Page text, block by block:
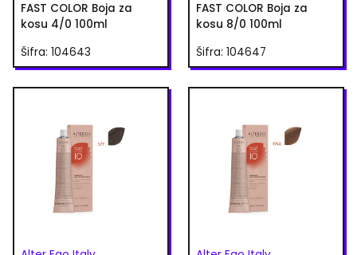
FAST COLOR Boja za
kosu 4/0 100ml
Šifra: 104643
FAST COLOR Boja za
kosu 8/0 100ml
Šifra: 104647